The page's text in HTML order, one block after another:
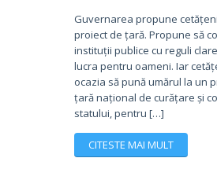
Guvernarea propune
proiect de țară. Propune să
instituții publice cu reguli
lucra pentru oameni. Iar
ocazia să pună umărul la un
țară național de curățare și
statului, pentru […]
CITESTE MAI MULT